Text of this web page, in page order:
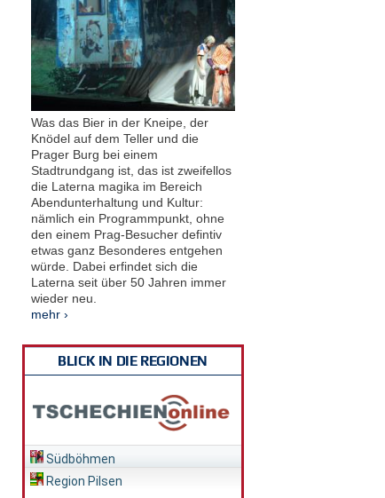
Was das Bier in der Kneipe, der
Knödel auf dem Teller und die
Prager Burg bei einem
Stadtrundgang ist, das ist zweifellos
die Laterna magika im Bereich
Abendunterhaltung und Kultur:
nämlich ein Programmpunkt, ohne
den einem Prag-Besucher defintiv
etwas ganz Besonderes entgehen
würde. Dabei erfindet sich die
Laterna seit über 50 Jahren immer
wieder neu.
mehr ›
BLICK IN DIE REGIONEN
Südböhmen
Region Pilsen